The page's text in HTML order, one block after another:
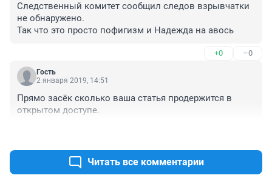
Следственный комитет сообщил следов взрывчатки
не обнаружено.
Так что это просто пофигизм и Надежда на авось
+0 –0
Гость
2 января 2019, 14:51
Прямо засёк сколько ваша статья продержится в
открытом доступе.
Читать все комментарии